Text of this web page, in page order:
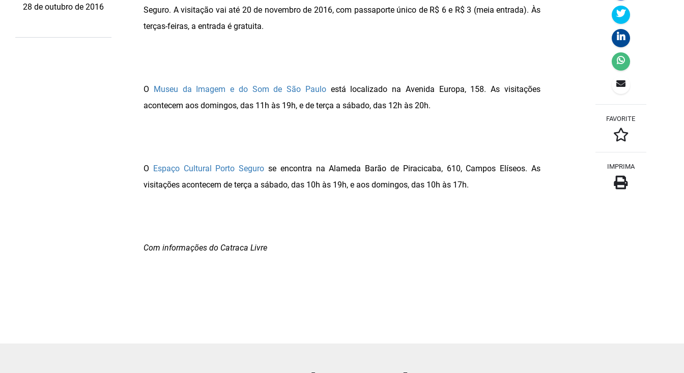
28 de outubro de 2016
Seguro. A visitação vai até 20 de novembro de 2016, com passaporte único de R$ 6 e R$ 3 (meia entrada). Às
terças-feiras, a entrada é gratuita.
O Museu da Imagem e do Som de São Pauloestá localizado na Avenida Europa, 158. As visitações
acontecem aos domingos, das 11h às 19h, e de terça a sábado, das 12h às 20h.
O Espaço Cultural Porto Seguro se encontra na Alameda Barão de Piracicaba, 610, Campos Elíseos. As
visitações acontecem de terça a sábado, das 10h às 19h, e aos domingos, das 10h às 17h.
Com informações do Catraca Livre
FAVORITE
IMPRIMA